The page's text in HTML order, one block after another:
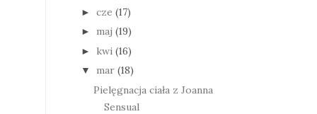
► cze (17)
► maj (19)
► kwi (16)
▼ mar (18)
Pielęgnacja ciała z Joanna
Sensual